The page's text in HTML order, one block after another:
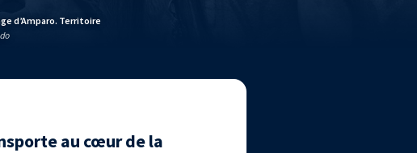
d’Amparo. Territoire
au cœur de la